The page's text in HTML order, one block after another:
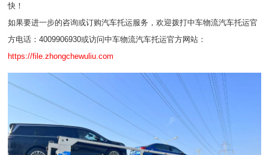
快！
如果要进一步的咨询或订购汽车托运服务，欢迎拨打中车物流汽车托运官
方电话：4009906930或访问中车物流汽车托运官方网站：
https://file.zhongchewuliu.com